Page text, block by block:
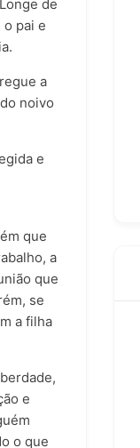
de
pai e
a
noivo
e
que
a
que
se
a filha
e
o que